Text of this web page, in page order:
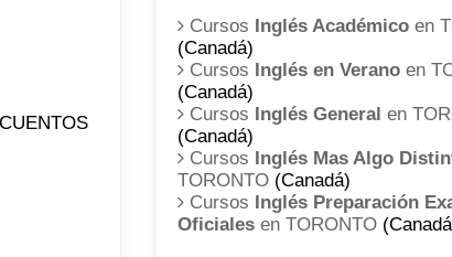
Cursos Inglés Académico en
(Canadá)
Cursos Inglés en Verano en
(Canadá)
Cursos Inglés General en
(Canadá)
Cursos Inglés Mas Algo
TORONTO (Canadá)
Cursos Inglés Preparación
Oficiales en TORONTO